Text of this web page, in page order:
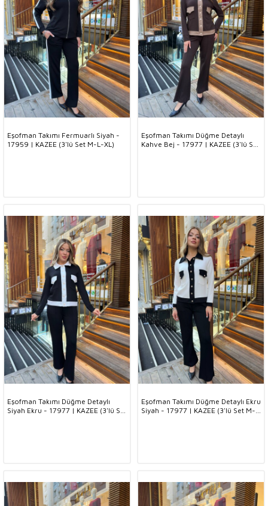
Eşofman Takımı Fermuarlı Siyah -
17959 | KAZEE (3'lü Set M-L-XL)
Eşofman Takımı Düğme Detaylı
Kahve Bej - 17977 | KAZEE (3'lü Set
Eşofman Takımı Düğme Detaylı
Siyah Ekru - 17977 | KAZEE (3'lü Set
Eşofman Takımı Düğme Detaylı Ekru
Siyah - 17977 | KAZEE (3'lü Set M-